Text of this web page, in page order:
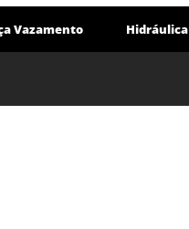
Vazamento Hidráulica